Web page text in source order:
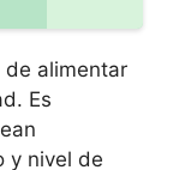
de alimentar
Es
y nivel de